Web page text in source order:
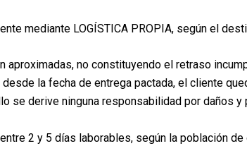
mediante LOGÍSTICA PROPIA, según el
no constituyendo el retraso
la fecha de entrega pactada, el cliente
se derive ninguna responsabilidad por daños y
2 y 5 días laborables, según la población